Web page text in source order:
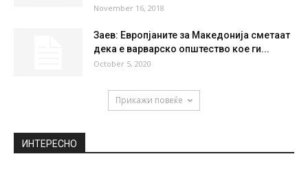
November 16, 2018
Заев: Eвропјаните за Македонија сметаат
дека е варварско општество кое ги...
October 5, 2020
Прикажи повеќе
ИНТЕРЕСНО